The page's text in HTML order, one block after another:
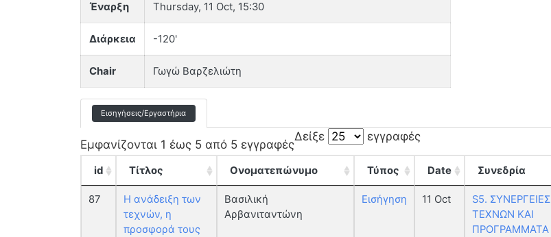
Έναρξη Thursday, 11 Oct, 15:30
Διάρκεια -120'
Chair Γωγώ Βαρζελιώτη
Εισηγήσεις/Εργαστήρια
Εμφανίζονται 1 έως 5 από 5 εγγραφές
Δείξε εγγραφές
id Τίτλος Ονοματεπώνυμο Τύπος Date Συνεδρία
87
Η ανάδειξη των
τεχνών, η
προσφορά τους
Βασιλική
Αρβανιταντώνη
Εισήγηση 11 Oct
S5. ΣΥΝΕΡΓΕΙΕΣ
ΤΕΧΝΩΝ ΚΑΙ
ΠΡΟΓΡΑΜΜΑΤΑ